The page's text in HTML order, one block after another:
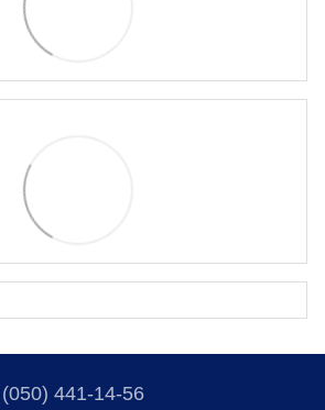
(050) 441-14-56